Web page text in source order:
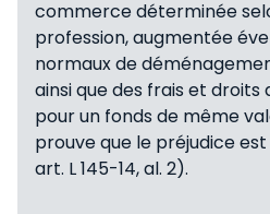
commerce déterminée
profession, augmentée
normaux de
ainsi que des frais et
pour un fonds de même
prouve que le préjudice
art. L 145-14, al. 2).